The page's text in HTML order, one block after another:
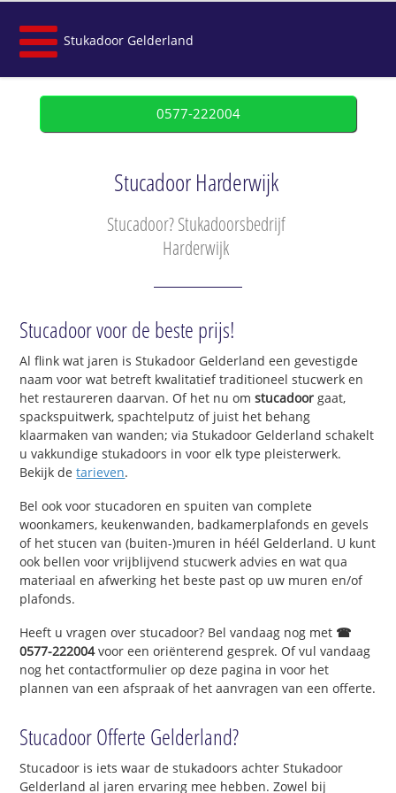
Stukadoor Gelderland
0577-222004
Stucadoor Harderwijk
Stucadoor? Stukadoorsbedrijf
Harderwijk
Stucadoor voor de beste prijs!
Al flink wat jaren is Stukadoor Gelderland een gevestigde
naam voor wat betreft kwalitatief traditioneel stucwerk en
het restaureren daarvan. Of het nu omstucadoor gaat,
spackspuitwerk, spachtelputz of juist het behang
klaarmaken van wanden; via Stukadoor Gelderland schakelt
u vakkundige stukadoors in voor elk type pleisterwerk.
Bekijk detarieven.
Bel ook voor stucadoren en spuiten van complete
woonkamers, keukenwanden, badkamerplafonds en gevels
of het stucen van (buiten-)muren in héél Gelderland. U kunt
ook bellen voor vrijblijvend stucwerk advies en wat qua
materiaal en afwerking het beste past op uw muren en/of
plafonds.
Heeft u vragen over stucadoor? Bel vandaag nog met ☎
0577-222004voor een oriënterend gesprek. Of vul vandaag
nog het contactformulier op deze pagina in voor het
plannen van een afspraak of het aanvragen van een offerte.
Stucadoor Offerte Gelderland?
Stucadoor is iets waar de stukadoors achter Stukadoor
Gelderland al jaren ervaring mee hebben. Zowel bij